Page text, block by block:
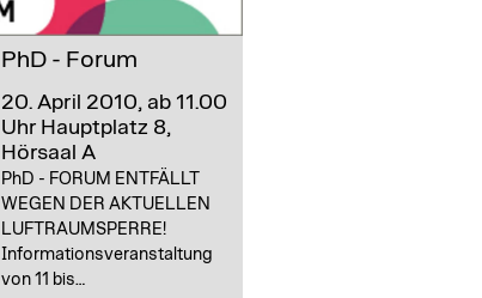
PhD - Forum
20. April 2010, ab 11.00
UhrHauptplatz 8,
Hörsaal A
PhD - FORUM ENTFÄLLT
WEGEN DER AKTUELLEN
LUFTRAUMSPERRE!
Informationsveranstaltung
von 11 bis…